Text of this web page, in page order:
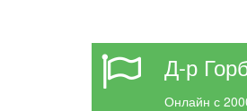
Д-р
Онлайн с